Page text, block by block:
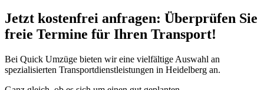
Jetzt kostenfrei anfragen: Überprüfen Sie
freie Termine für Ihren Transport!
Bei Quick Umzüge bieten wir eine vielfältige Auswahl an
spezialisierten Transportdienstleistungen in Heidelberg an.